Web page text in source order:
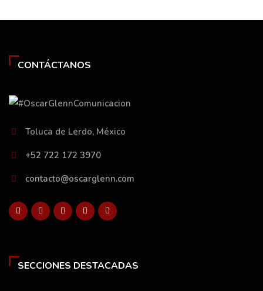
CONTÁCTANOS
Toluca de Lerdo, México
+52 722 172 3970
contacto@oscarglenn.com
SECCIONES DESTACADAS